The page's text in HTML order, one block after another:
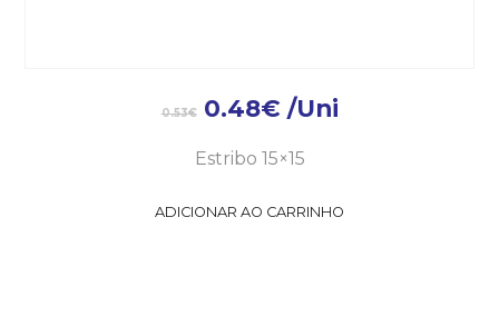
0.53€ 0.48€ /Uni
Estribo 15×15
ADICIONAR AO CARRINHO